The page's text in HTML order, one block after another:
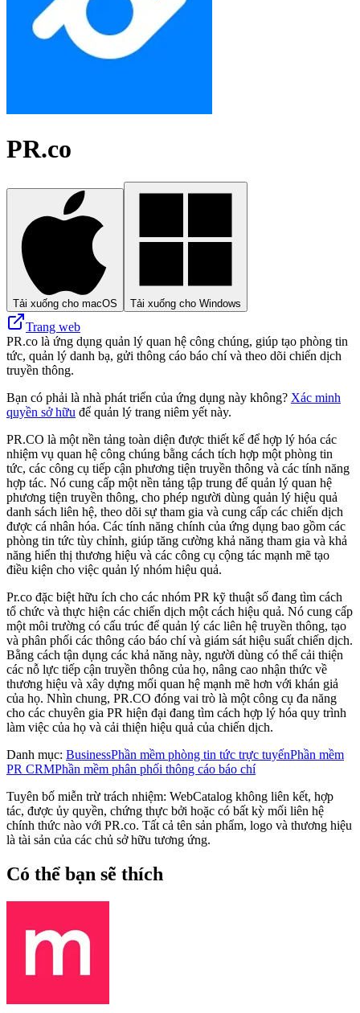
PR.co
Tải xuống cho macOS Tải xuống cho Windows
Trang web
PR.co là ứng dụng quản lý quan hệ công chúng, giúp tạo phòng tin
tức, quản lý danh bạ, gửi thông cáo báo chí và theo dõi chiến dịch
truyền thông.
Bạn có phải là nhà phát triển của ứng dụng này không? Xác minh
quyền sở hữu để quản lý trang niêm yết này.
PR.CO là một nền tảng toàn diện được thiết kế để hợp lý hóa các
nhiệm vụ quan hệ công chúng bằng cách tích hợp một phòng tin
tức, các công cụ tiếp cận phương tiện truyền thông và các tính năng
hợp tác. Nó cung cấp một nền tảng tập trung để quản lý quan hệ
phương tiện truyền thông, cho phép người dùng quản lý hiệu quả
danh sách liên hệ, theo dõi sự tham gia và cung cấp các chiến dịch
được cá nhân hóa. Các tính năng chính của ứng dụng bao gồm các
phòng tin tức tùy chỉnh, giúp tăng cường khả năng tham gia và khả
năng hiển thị thương hiệu và các công cụ cộng tác mạnh mẽ tạo
điều kiện cho việc quản lý nhóm hiệu quả.
Pr.co đặc biệt hữu ích cho các nhóm PR kỹ thuật số đang tìm cách
tổ chức và thực hiện các chiến dịch một cách hiệu quả. Nó cung cấp
một môi trường có cấu trúc để quản lý các liên hệ truyền thông, tạo
và phân phối các thông cáo báo chí và giám sát hiệu suất chiến dịch.
Bằng cách tận dụng các khả năng này, người dùng có thể cải thiện
các nỗ lực tiếp cận truyền thông của họ, nâng cao nhận thức về
thương hiệu và xây dựng mối quan hệ mạnh mẽ hơn với khán giả
của họ. Nhìn chung, PR.CO đóng vai trò là một công cụ đa năng
cho các chuyên gia PR hiện đại đang tìm cách hợp lý hóa quy trình
làm việc của họ và cải thiện hiệu quả của chiến dịch.
Danh mục: BusinessPhần mềm phòng tin tức trực tuyếnPhần mềm
PR CRMPhần mềm phân phối thông cáo báo chí
Tuyên bố miễn trừ trách nhiệm: WebCatalog không liên kết, hợp
tác, được ủy quyền, chứng thực bởi hoặc có bất kỳ mối liên hệ
chính thức nào với PR.co. Tất cả tên sản phẩm, logo và thương hiệu
là tài sản của các chủ sở hữu tương ứng.
Có thể bạn sẽ thích